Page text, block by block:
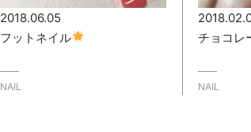
2018.06.05
フットネイル
NAIL
チョコレ
NAIL